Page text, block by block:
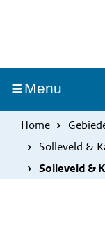
inhoud
gaan
Menu
Home
Solleveld &
Solleveld &